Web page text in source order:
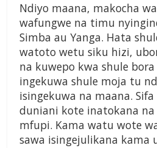
Ndiyo maana, makocha
wafungwe na timu
Simba au Yanga. Hata
watoto wetu siku hizi,
na kuwepo kwa shule
ingekuwa shule moja tu
isingekuwa na maana.
duniani kote inatokana
mfupi. Kama watu wote
sawa isingejulikana kama